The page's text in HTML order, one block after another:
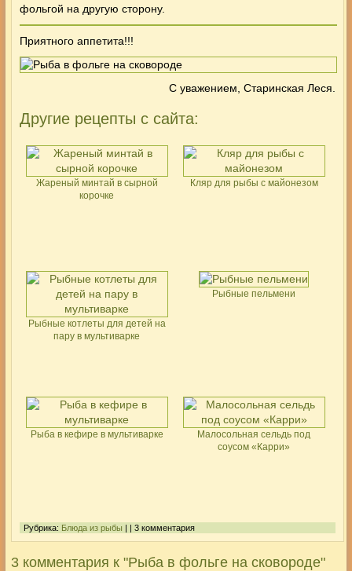
фольгой на другую сторону.
Приятного аппетита!!!
С уважением, Старинская Леся.
Другие рецепты с сайта:
Жареный минтай в сырной
корочке
Кляр для рыбы с майонезом
Рыбные котлеты для детей на
пару в мультиварке
Рыбные пельмени
Рыба в кефире в мультиварке
Малосольная сельдь под
соусом «Карри»
Рубрика: Блюда из рыбы | | 3 комментария
3 комментария к "Рыба в фольге на сковороде"